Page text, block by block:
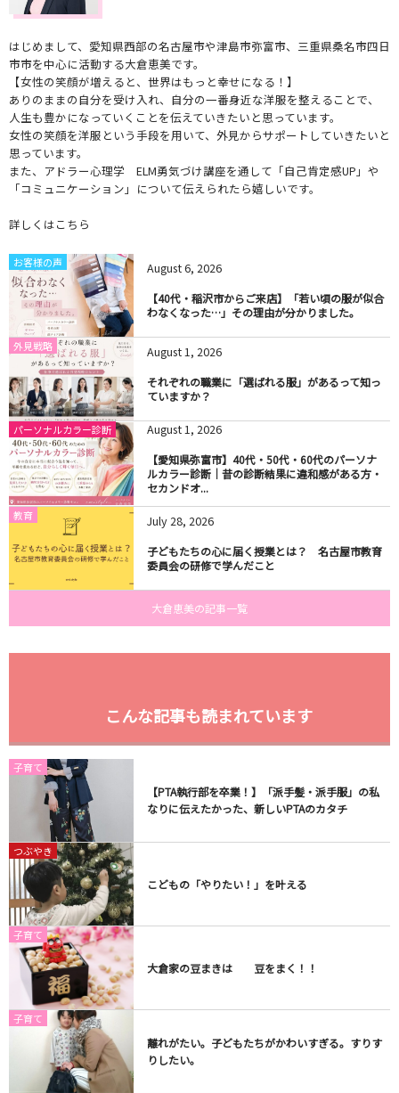
はじめまして、愛知県西部の名古屋市や津島市弥富市、三重県桑名市四日
市市を中心に活動する大倉恵美です。
【女性の笑顔が増えると、世界はもっと幸せになる！】
ありのままの自分を受け入れ、自分の一番身近な洋服を整えることで、
人生も豊かになっていくことを伝えていきたいと思っています。
女性の笑顔を洋服という手段を用いて、外見からサポートしていきたいと
思っています。
また、アドラー心理学 ELM勇気づけ講座を通して「自己肯定感UP」や
「コミュニケーション」について伝えられたら嬉しいです。
詳しくはこちら
お客様の声 August6, 2026
【40代・稲沢市からご来店】「若い頃の服が似合
わなくなった…」その理由が分かりました。
外見戦略 August 1 , 2026
それぞれの職業に「選ばれる服」があるって知っ
ていますか？
パーソナルカラー診断 August 1 , 2026
【愛知県弥富市】40代・50代・60代のパーソナ
ルカラー診断｜昔の診断結果に違和感がある方・
セカンドオ...
教育 July 28, 2026
子どもたちの心に届く授業とは？ 名古屋市教育
委員会の研修で学んだこと
大倉恵美の記事一覧
こんな記事も読まれています
子育て
【PTA執行部を卒業！】「派手髪・派手服」の私
なりに伝えたかった、新しいPTAのカタチ
つぶやき
こどもの「やりたい！」を叶える
子育て
大倉家の豆まきは 豆をまく！！
子育て
離れがたい。子どもたちがかわいすぎる。すりす
りしたい。